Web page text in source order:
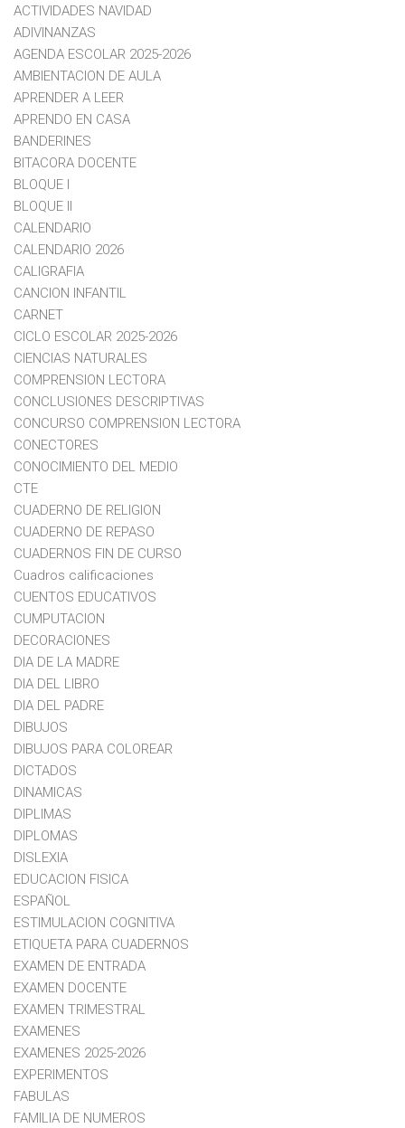
ACTIVIDADES NAVIDAD
ADIVINANZAS
AGENDA ESCOLAR 2025-2026
AMBIENTACION DE AULA
APRENDER A LEER
APRENDO EN CASA
BANDERINES
BITACORA DOCENTE
BLOQUE I
BLOQUE II
CALENDARIO
CALENDARIO 2026
CALIGRAFIA
CANCION INFANTIL
CARNET
CICLO ESCOLAR 2025-2026
CIENCIAS NATURALES
COMPRENSION LECTORA
CONCLUSIONES DESCRIPTIVAS
CONCURSO COMPRENSION LECTORA
CONECTORES
CONOCIMIENTO DEL MEDIO
CTE
CUADERNO DE RELIGION
CUADERNO DE REPASO
CUADERNOS FIN DE CURSO
Cuadros calificaciones
CUENTOS EDUCATIVOS
CUMPUTACION
DECORACIONES
DIA DE LA MADRE
DIA DEL LIBRO
DIA DEL PADRE
DIBUJOS
DIBUJOS PARA COLOREAR
DICTADOS
DINAMICAS
DIPLIMAS
DIPLOMAS
DISLEXIA
EDUCACION FISICA
ESPAÑOL
ESTIMULACION COGNITIVA
ETIQUETA PARA CUADERNOS
EXAMEN DE ENTRADA
EXAMEN DOCENTE
EXAMEN TRIMESTRAL
EXAMENES
EXAMENES 2025-2026
EXPERIMENTOS
FABULAS
FAMILIA DE NUMEROS